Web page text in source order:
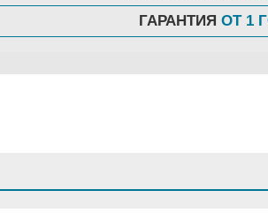
ГАРАНТИЯОТ 1